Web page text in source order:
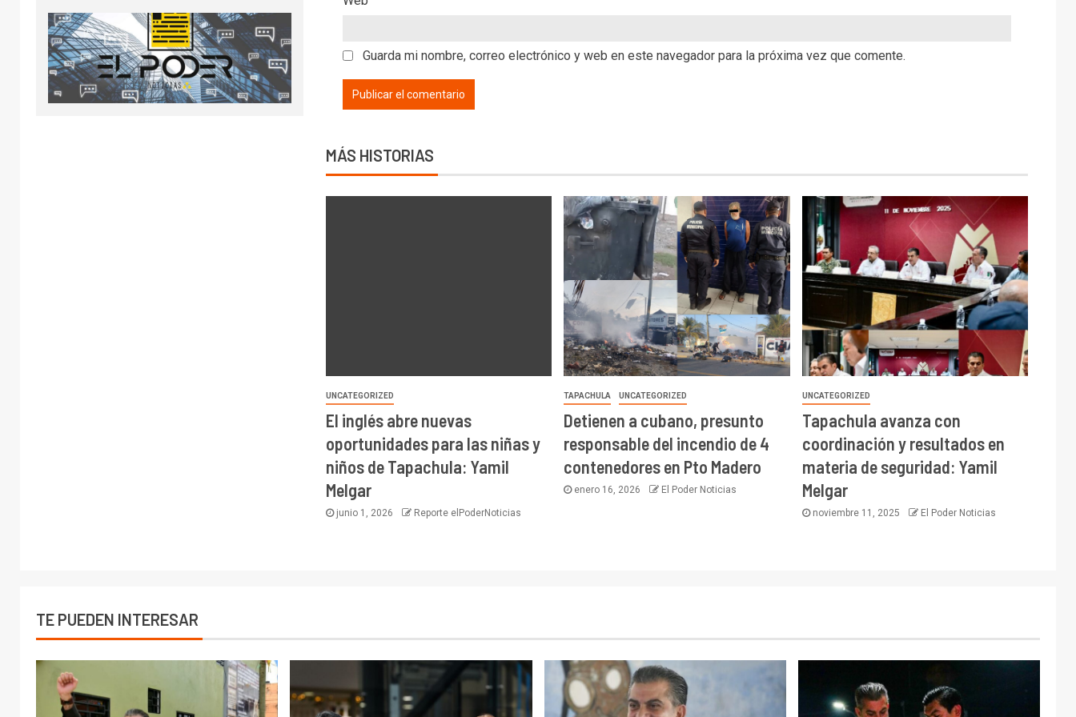
Guarda mi nombre, correo electrónico y web en este navegador para la próxima vez que comente.
MÁS HISTORIAS
UNCATEGORIZED
El inglés abre nuevas
oportunidades para las niñas y
niños de Tapachula: Yamil
Melgar
junio 1, 2026 Reporte elPoderNoticias
TAPACHULA UNCATEGORIZED
Detienen a cubano, presunto
responsable del incendio de 4
contenedores en Pto Madero
enero 16, 2026 El Poder Noticias
UNCATEGORIZED
Tapachula avanza con
coordinación y resultados en
materia de seguridad: Yamil
Melgar
noviembre 11, 2025 El Poder Noticias
TE PUEDEN INTERESAR